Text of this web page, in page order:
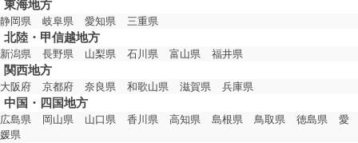
東海地方
静岡県 岐阜県 愛知県 三重県
北陸・甲信越地方
新潟県 長野県 山梨県 石川県 富山県 福井県
関西地方
大阪府 京都府 奈良県 和歌山県 滋賀県 兵庫県
中国・四国地方
広島県 岡山県 山口県 香川県 高知県 島根県 鳥取県 徳島県
愛
媛県